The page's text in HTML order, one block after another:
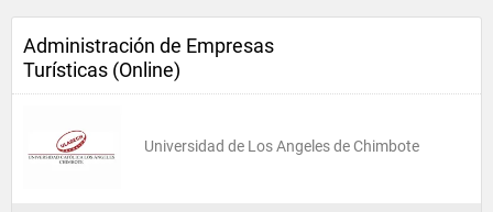
Administración de Empresas
Turísticas (Online)
Universidad de Los Angeles de Chimbote